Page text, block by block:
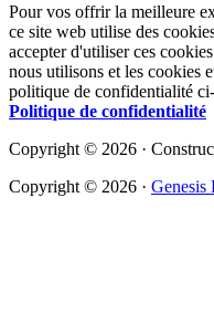
Pour vos offrir la meilleure
ce site web utilise des
accepter d'utiliser ces
nous utilisons et les cookies
politique de confidentialité
Politique de confidentialité
Copyright © 2026 ·
Copyright © 2026 · Genesis